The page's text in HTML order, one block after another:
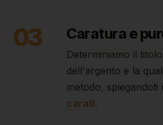
03 Caratura e
Determiniamo il
dell'argento e la
metodo, spiegandoti
carati.